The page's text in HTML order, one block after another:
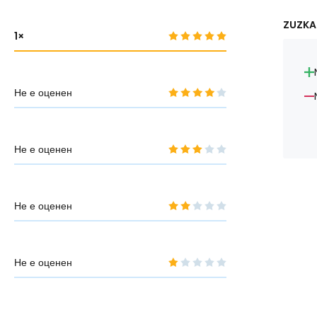
1
Не е оценен
Не е оценен
Не е оценен
Не е оценен